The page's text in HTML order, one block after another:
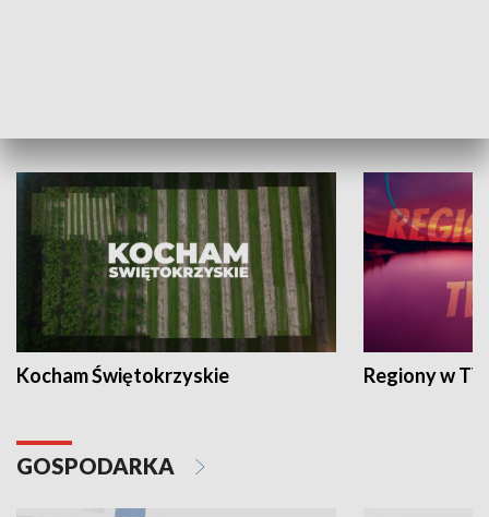
Kocham Świętokrzyskie Regiony w
GOSPODARKA